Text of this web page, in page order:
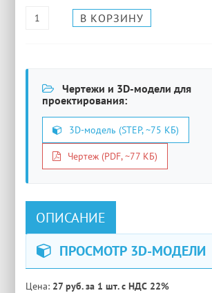
Чертежи и 3D-модели для
проектирования:
3D-модель (STEP, ~75 КБ)
Чертеж (PDF, ~77 КБ)
ОПИСАНИЕ
ПРОСМОТР 3D-МОДЕЛИ
Цена: 27 руб. за 1 шт. с НДС 22%